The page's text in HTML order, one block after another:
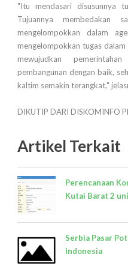
"Itu mendasari disusunnya
Tujuannya
mengelompokkan dalam
mengelompokkan tugas dalam
mewujudkan
pembangunan dengan baik,
kaltim semakin terangkat,"
DIKUTIP DARI DISKOMINFO
Artikel Terkait
Perencanaan
Kutai Barat 2
Serbia Pasar
Indonesia